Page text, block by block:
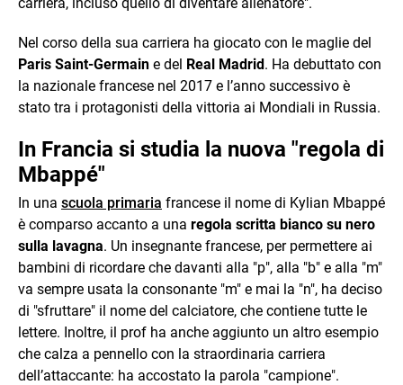
Nel corso della sua carriera ha giocato con le maglie del
Paris Saint-Germain e del Real Madrid. Ha debuttato con
la nazionale francese nel 2017 e l’anno successivo è
stato tra i protagonisti della vittoria ai Mondiali in Russia.
In Francia si studia la nuova "regola di
Mbappé"
In una scuola primaria francese il nome di Kylian Mbappé
è comparso accanto a una regola scritta bianco su nero
sulla lavagna. Un insegnante francese, per permettere ai
bambini di ricordare che davanti alla "p", alla "b" e alla "m"
va sempre usata la consonante "m" e mai la "n", ha deciso
di "sfruttare" il nome del calciatore, che contiene tutte le
lettere. Inoltre, il prof ha anche aggiunto un altro esempio
che calza a pennello con la straordinaria carriera
dell’attaccante: ha accostato la parola "campione".